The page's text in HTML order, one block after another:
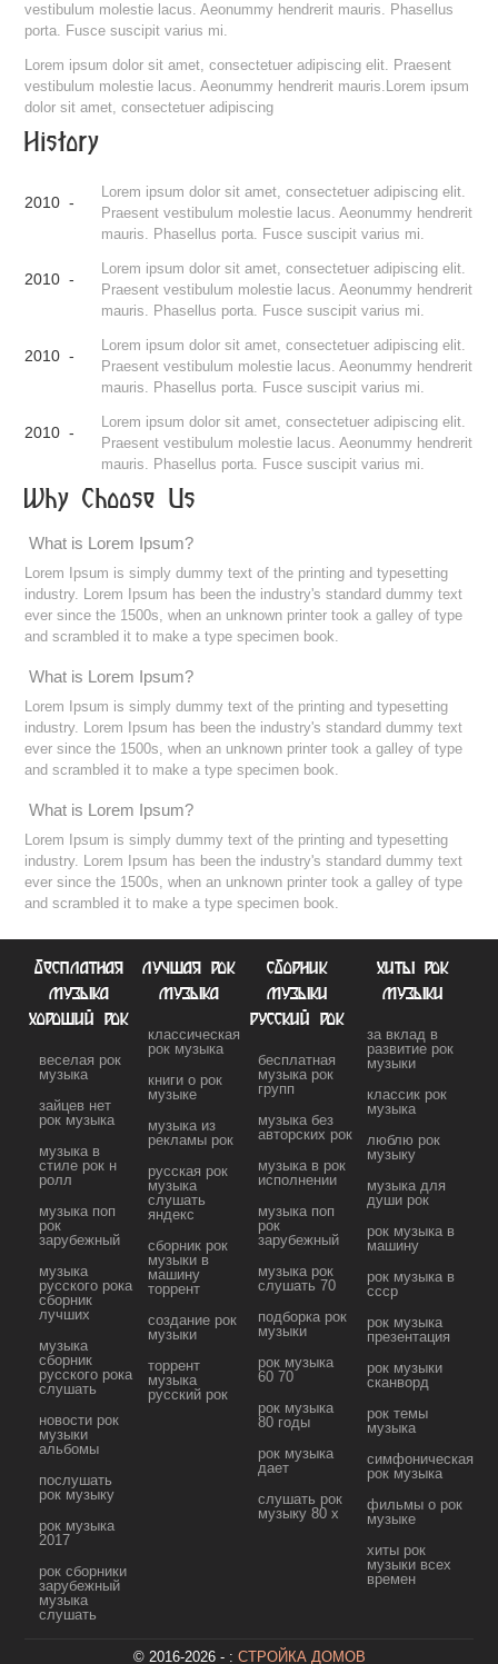
vestibulum molestie lacus. Aeonummy hendrerit mauris. Phasellus
porta. Fusce suscipit varius mi.
Lorem ipsum dolor sit amet, consectetuer adipiscing elit. Praesent
vestibulum molestie lacus. Aeonummy hendrerit mauris.Lorem ipsum
dolor sit amet, consectetuer adipiscing
History
2010 -
Lorem ipsum dolor sit amet, consectetuer adipiscing elit.
Praesent vestibulum molestie lacus. Aeonummy hendrerit
mauris. Phasellus porta. Fusce suscipit varius mi.
2010 -
Lorem ipsum dolor sit amet, consectetuer adipiscing elit.
Praesent vestibulum molestie lacus. Aeonummy hendrerit
mauris. Phasellus porta. Fusce suscipit varius mi.
2010 -
Lorem ipsum dolor sit amet, consectetuer adipiscing elit.
Praesent vestibulum molestie lacus. Aeonummy hendrerit
mauris. Phasellus porta. Fusce suscipit varius mi.
2010 -
Lorem ipsum dolor sit amet, consectetuer adipiscing elit.
Praesent vestibulum molestie lacus. Aeonummy hendrerit
mauris. Phasellus porta. Fusce suscipit varius mi.
Why Choose Us
What is Lorem Ipsum?
Lorem Ipsum is simply dummy text of the printing and typesetting
industry. Lorem Ipsum has been the industry's standard dummy text
ever since the 1500s, when an unknown printer took a galley of type
and scrambled it to make a type specimen book.
What is Lorem Ipsum?
Lorem Ipsum is simply dummy text of the printing and typesetting
industry. Lorem Ipsum has been the industry's standard dummy text
ever since the 1500s, when an unknown printer took a galley of type
and scrambled it to make a type specimen book.
What is Lorem Ipsum?
Lorem Ipsum is simply dummy text of the printing and typesetting
industry. Lorem Ipsum has been the industry's standard dummy text
ever since the 1500s, when an unknown printer took a galley of type
and scrambled it to make a type specimen book.
бесплатная
музыка
хороший рок
веселая рок
музыка
зайцев нет
рок музыка
музыка в
стиле рок н
ролл
музыка поп
рок
зарубежный
музыка
русского рока
сборник
лучших
музыка
сборник
русского рока
слушать
новости рок
музыки
альбомы
послушать
рок музыку
рок музыка
2017
рок сборники
зарубежный
музыка
слушать
лучшая рок
музыка
классическая
рок музыка
книги о рок
музыке
музыка из
рекламы рок
русская рок
музыка
слушать
яндекс
сборник рок
музыки в
машину
торрент
создание рок
музыки
торрент
музыка
русский рок
сборник
музыки
русский рок
бесплатная
музыка рок
групп
музыка без
авторских рок
музыка в рок
исполнении
музыка поп
рок
зарубежный
музыка рок
слушать 70
подборка рок
музыки
рок музыка
60 70
рок музыка
80 годы
рок музыка
дает
слушать рок
музыку 80 х
хиты рок
музыки
за вклад в
развитие рок
музыки
классик рок
музыка
люблю рок
музыку
музыка для
души рок
рок музыка в
машину
рок музыка в
ссср
рок музыка
презентация
рок музыки
сканворд
рок темы
музыка
симфоническая
рок музыка
фильмы о рок
музыке
хиты рок
музыки всех
времен
© 2016-2026 - : СТРОЙКА ДОМОВ